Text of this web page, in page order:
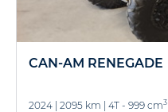
CAN-AM RENEGADE
2024 | 2095 km | 4T - 999 cm3